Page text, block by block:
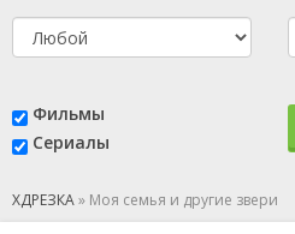
Фильмы
Сериалы
ХДРЕЗКА» Моя семья и другие звери